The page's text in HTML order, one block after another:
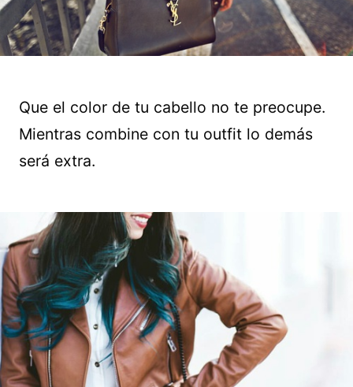
Que el color de tu cabello no te preocupe.
Mientras combine con tu outfit lo demás
será extra.